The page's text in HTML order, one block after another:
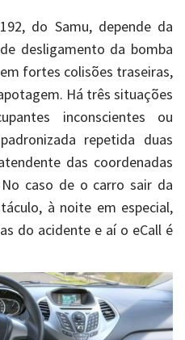
do Samu, depende da
desligamento da bomba
fortes colisões traseiras,
Há três situações
inconscientes ou
repetida duas
das coordenadas
caso de o carro sair da
à noite em especial,
do acidente e aí o eCall é